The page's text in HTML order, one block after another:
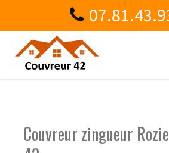
Couvreur zingueur